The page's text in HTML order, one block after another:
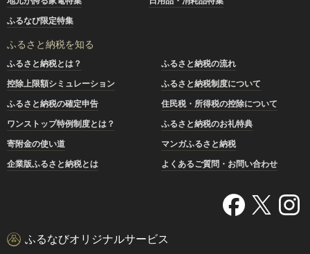
ふるなび限定特集
ふるさと納税を知る
ふるさと納税とは？
ふるさと納税の流れ
控除上限額シミュレーション
ふるさと納税制度について
ふるさと納税の確定申告
住民税・所得税の控除について
ワンストップ特例制度とは？
ふるさと納税のお礼特典
寄附金の使い道
マンガふるさと納税
企業版ふるさと納税とは
よくあるご質問・お問い合わせ
ふるなびオリジナルサービス